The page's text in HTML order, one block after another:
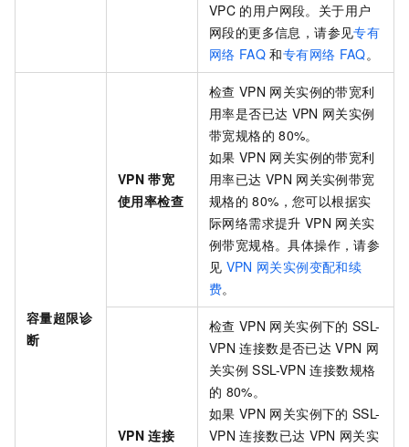
VPC 的用户网段。关于用户
网段的更多信息，请参见专有
网络 FAQ 和专有网络 FAQ。
容量超限诊
断
VPN 带宽
使用率检查
检查 VPN 网关实例的带宽利
用率是否已达 VPN 网关实例
带宽规格的 80%。
如果 VPN 网关实例的带宽利
用率已达 VPN 网关实例带宽
规格的 80%，您可以根据实
际网络需求提升 VPN 网关实
例带宽规格。具体操作，请参
见 VPN 网关实例变配和续
费。
VPN 连接
检查 VPN 网关实例下的 SSL-
VPN 连接数是否已达 VPN 网
关实例 SSL-VPN 连接数规格
的 80%。
如果 VPN 网关实例下的 SSL-
VPN 连接数已达 VPN 网关实